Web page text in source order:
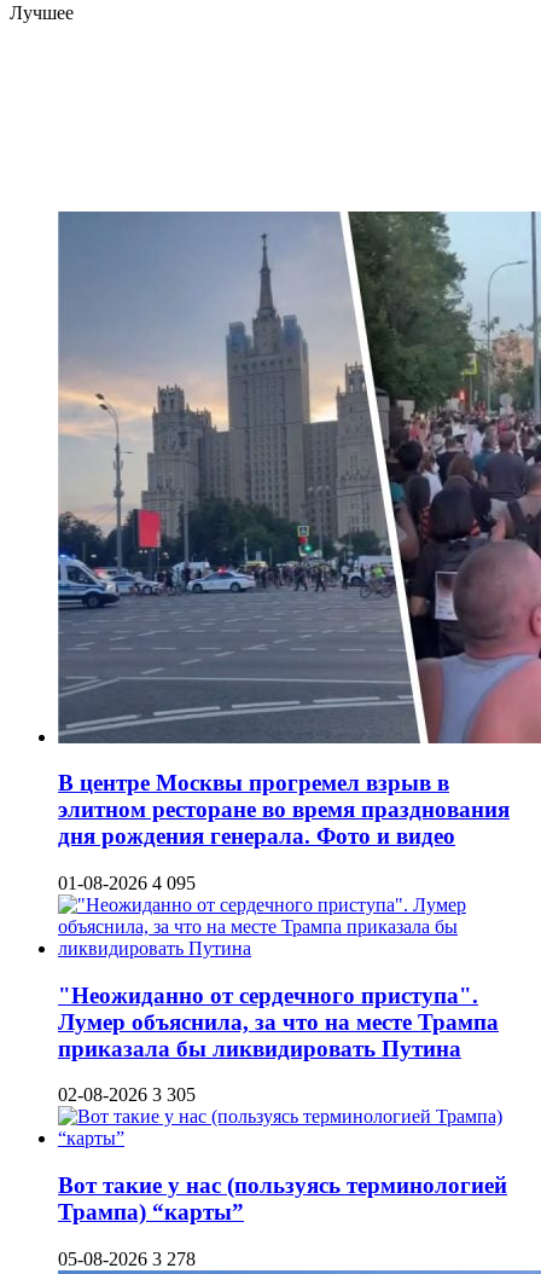
Лучшее
В центре Москвы прогремел взрыв в
элитном ресторане во время празднования
дня рождения генерала. Фото и видео
01-08-2026 4 095
"Неожиданно от сердечного приступа".
Лумер объяснила, за что на месте Трампа
приказала бы ликвидировать Путина
02-08-2026 3 305
Вот такие у нас (пользуясь терминологией
Трампа) “карты”
05-08-2026 3 278